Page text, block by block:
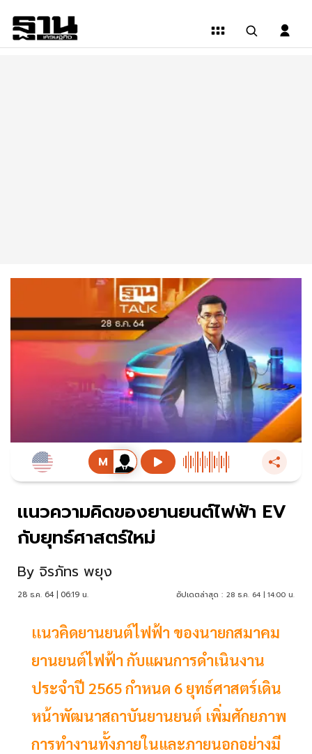
เเนวความคิดของยานยนต์ไฟฟ้า EV
กับยุทธ์ศาสตร์ใหม่
By จิรภัทร พยุง
28 ธ.ค. 64 | 06:19 น. อัปเดตล่าสุด : 28 ธ.ค. 64 | 14:00 น.
เเนวคิดยานยนต์ไฟฟ้า ของนายกสมาคม
ยานยนต์ไฟฟ้า กับแผนการดำเนินงาน
ประจำปี 2565 กำหนด 6 ยุทธ์ศาสตร์เดิน
หน้าพัฒนาสถาบันยานยนต์ เพิ่มศักยภาพ
การทำงานทั้งภายในและภายนอกอย่างมี